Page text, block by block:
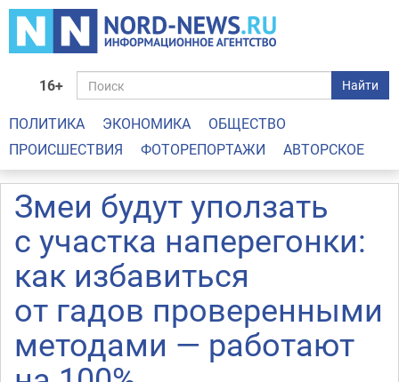
16+ Найти
ПОЛИТИКА ЭКОНОМИКА
ОБЩЕСТВО
ПРОИСШЕСТВИЯ
ФОТОРЕПОРТАЖИ АВТОРСКОЕ
Змеи будут уползать
с участка наперегонки:
как избавиться
от гадов проверенными
методами — работают